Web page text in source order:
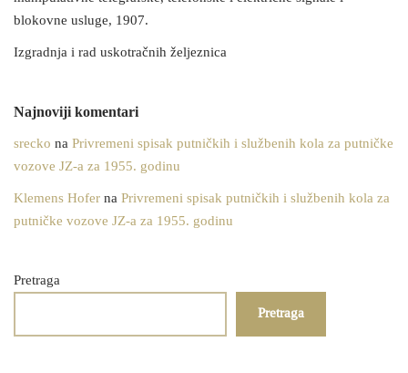
blokovne usluge, 1907.
Izgradnja i rad uskotračnih željeznica
Najnoviji komentari
srecko na Privremeni spisak putničkih i službenih kola za putničke
vozove JZ-a za 1955. godinu
Klemens Hofer na Privremeni spisak putničkih i službenih kola za
putničke vozove JZ-a za 1955. godinu
Pretraga
Pretraga